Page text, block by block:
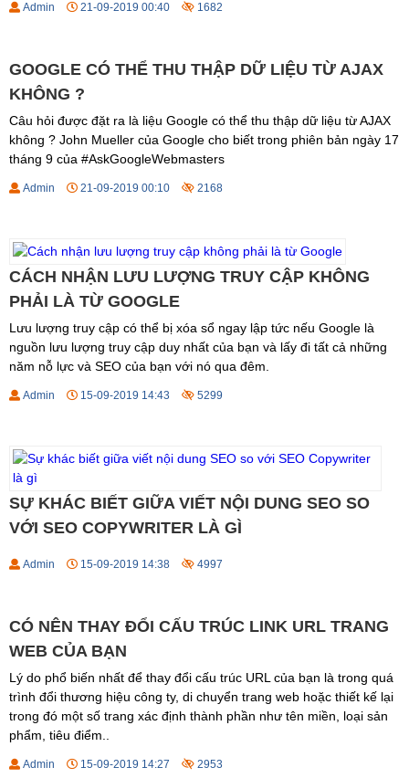
Admin 21-09-2019 00:40 1682
GOOGLE CÓ THỂ THU THẬP DỮ LIỆU TỪ AJAX
KHÔNG ?
Câu hỏi được đặt ra là liệu Google có thể thu thập dữ liệu từ AJAX
không ? John Mueller của Google cho biết trong phiên bản ngày 17
tháng 9 của #AskGoogleWebmasters
Admin 21-09-2019 00:10 2168
CÁCH NHẬN LƯU LƯỢNG TRUY CẬP KHÔNG
PHẢI LÀ TỪ GOOGLE
Lưu lượng truy cập có thể bị xóa sổ ngay lập tức nếu Google là
nguồn lưu lượng truy cập duy nhất của bạn và lấy đi tất cả những
năm nỗ lực và SEO của bạn với nó qua đêm.
Admin 15-09-2019 14:43 5299
SỰ KHÁC BIẾT GIỮA VIẾT NỘI DUNG SEO SO
VỚI SEO COPYWRITER LÀ GÌ
Admin 15-09-2019 14:38 4997
CÓ NÊN THAY ĐỔI CẤU TRÚC LINK URL TRANG
WEB CỦA BẠN
Lý do phổ biến nhất để thay đổi cấu trúc URL của bạn là trong quá
trình đổi thương hiệu công ty, di chuyển trang web hoặc thiết kế lại
trong đó một số trang xác định thành phần như tên miền, loại sản
phẩm, tiêu điểm..
Admin 15-09-2019 14:27 2953